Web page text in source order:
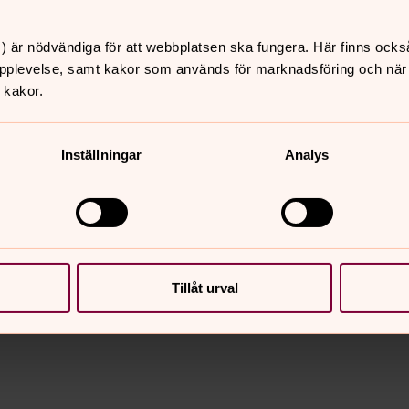
är nödvändiga för att webbplatsen ska fungera. Här finns
samt kakor som används för marknadsföring och
Inställningar Analys
Tillåt urval
och cirka 360 församlingar i stiftet.
1800-talet. De senaste årens
”enheter” - fördelningen är 28
som inte ingår i ett pastorat. Det